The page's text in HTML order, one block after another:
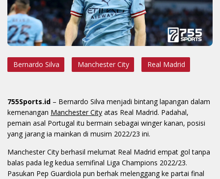
Bernardo Silva Manchester City Real Madrid
755Sports.id – Bernardo Silva menjadi bintang lapangan dalam
kemenangan Manchester City atas Real Madrid. Padahal,
pemain asal Portugal itu bermain sebagai winger kanan, posisi
yang jarang ia mainkan di musim 2022/23 ini.
Manchester City berhasil melumat Real Madrid empat gol tanpa
balas pada leg kedua semifinal Liga Champions 2022/23.
Pasukan Pep Guardiola pun berhak melenggang ke partai final